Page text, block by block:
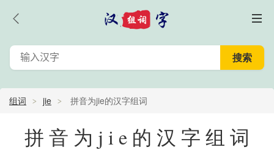
组词 jie 拼音为jie的汉字组词
拼音为jie的汉字组词